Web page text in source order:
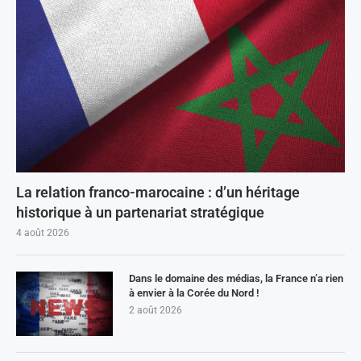
La relation franco-marocaine : d’un héritage
historique à un partenariat stratégique
4 août 2026
Dans le domaine des médias, la France n’a rien
à envier à la Corée du Nord !
2 août 2026